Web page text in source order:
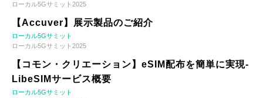
ローカル5Gサミット2025
【Accuver】展示製品のご紹介
ローカル5Gサミット
ローカル5Gサミット2025
【コモン・クリエーション】eSIM配布を簡単に実現-
LibeSIMサービス概要
ローカル5Gサミット